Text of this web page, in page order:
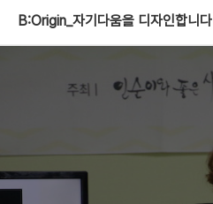
B:Origin_자기다움을 디자인합니다